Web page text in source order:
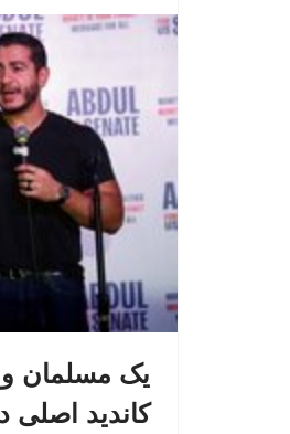
یک مسلمان و
کاندید اصلی